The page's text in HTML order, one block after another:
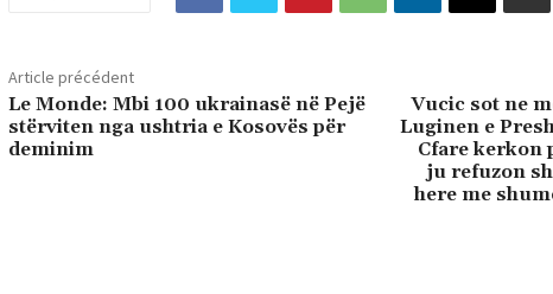
Article précédent
Le Monde: Mbi 100 ukrainasë në Pejë
stërviten nga ushtria e Kosovës për
deminim
Vucic sot ne
Luginen e
Cfare kerkon
ju refuzon
here me